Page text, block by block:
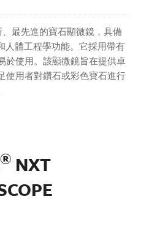
最先進的寶石顯微鏡，具備
人體工程學功能。它採用帶有
於使用。該顯微鏡旨在提供卓
使用者對鑽石或彩色寶石進行
® NXT